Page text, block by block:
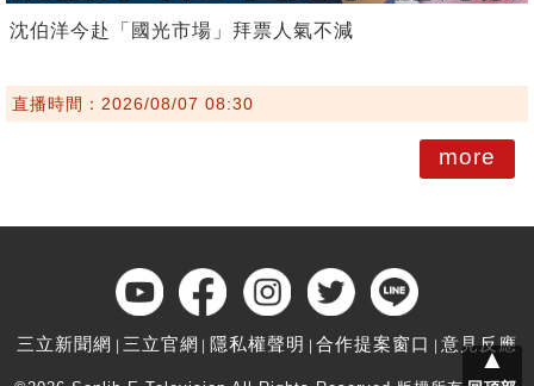
沈伯洋今赴「國光市場」拜票人氣不減
直播時間：2026/08/07 08:30
more
三立新聞網 三立官網 隱私權聲明 合作提案窗口 意見反應
▲